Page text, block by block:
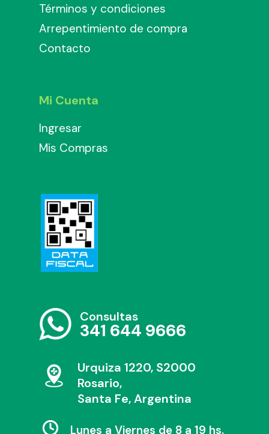
Términos y condiciones
Arrepentimiento de compra
Contacto
Mi Cuenta
Ingresar
Mis Compras
Consultas
341 644 9666
Urquiza 1220, S2000
Rosario,
Santa Fe, Argentina
Lunes a Viernes de 8 a 19 hs.